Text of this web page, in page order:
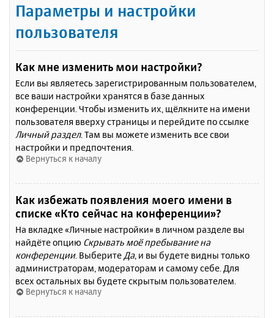
Параметры и настройки
пользователя
Как мне изменить мои настройки?
Если вы являетесь зарегистрированным пользователем,
все ваши настройки хранятся в базе данных
конференции. Чтобы изменить их, щёлкните на имени
пользователя вверху страницы и перейдите по ссылке
Личный раздел. Там вы можете изменить все свои
настройки и предпочтения.
Вернуться к началу
Как избежать появления моего имени в
списке «Кто сейчас на конференции»?
На вкладке «Личные настройки» в личном разделе вы
найдёте опцию Скрывать моё пребывание на
конференции. Выберите Да, и вы будете видны только
администраторам, модераторам и самому себе. Для
всех остальных вы будете скрытым пользователем.
Вернуться к началу